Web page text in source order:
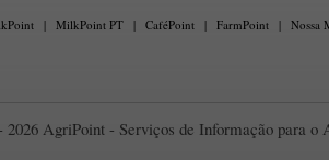
| MilkPoint PT | CaféPoint | FarmPoint | Nossa
AgriPoint - Serviços de Informação para o